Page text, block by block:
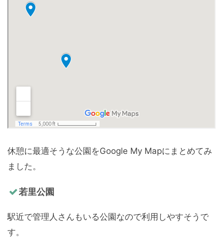
休憩に最適そうな公園をGoogle My Mapにまとめてみ
ました。
若里公園
駅近で管理人さんもいる公園なので利用しやすそうで
す。